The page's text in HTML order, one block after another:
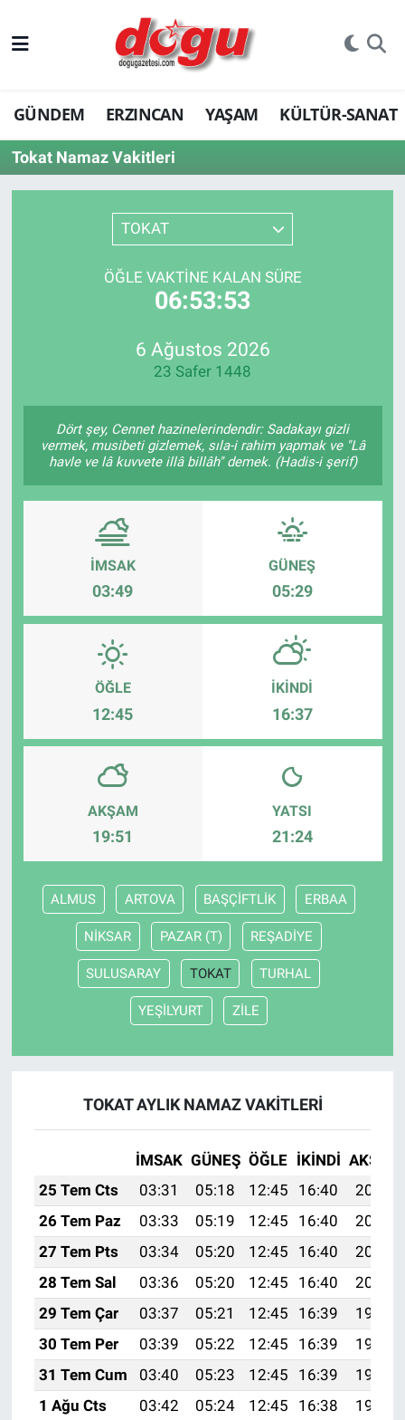
GÜNDEM ERZINCAN YAŞAM KÜLTÜR-SANAT
Tokat Namaz Vakitleri
TOKAT
ÖĞLE VAKTINE KALAN SÜRE
06:53:53
6 Ağustos 2026
23 Safer 1448
Dört şey, Cennet hazinelerindendir: Sadakayı gizli
vermek, musibeti gizlemek, sıla-i rahim yapmak ve "Lâ
havle ve lâ kuvvete illâ billâh" demek. (Hadis-i şerif)
İMSAK
03:49
GÜNEŞ
05:29
ÖĞLE
12:45
İKINDI
16:37
AKŞAM
19:51
YATSI
21:24
ALMUS ARTOVA BAŞÇİFTLİK ERBAA
NİKSAR PAZAR (T) REŞADİYE
SULUSARAY TOKAT TURHAL
YEŞİLYURT ZİLE
TOKAT AYLIK NAMAZ VAKITLERI
İMSAK GÜNEŞ ÖĞLE İKINDI AKŞAM
25 Tem Cts
03:31 05:18 12:45 16:40
20:03
26 Tem Paz
03:33 05:19 12:45 16:40
20:02
27 Tem Pts
03:34 05:20 12:45 16:40
20:01
28 Tem Sal
03:36 05:20 12:45 16:40
20:00
29 Tem Çar
03:37 05:21 12:45 16:39
19:59
30 Tem Per
03:39 05:22 12:45 16:39
19:58
31 Tem Cum
03:40 05:23 12:45 16:39
19:57
1 Ağu Cts
03:42 05:24 12:45 16:38
19:56
ERZINCAN
GÜNDEM
ERZİNCAN FOTOĞRAFLARI
Bilim, teknoloji
KÜLTÜR-SANAT
Yerel Haber
Politika
YAŞAM
RESMİ İLAN